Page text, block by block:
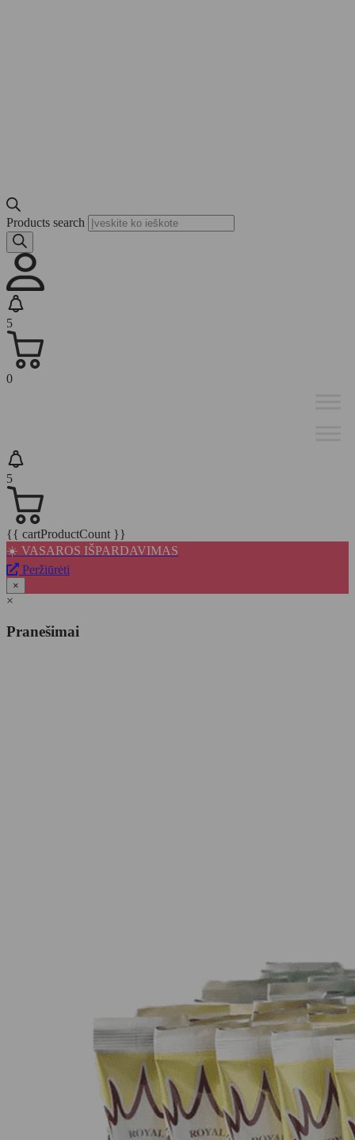
Products search
5
0
5
{{ cartProductCount }}
☀️ VASAROS IŠPARDAVIMAS
Peržiūrėti
×
×
Pranešimai